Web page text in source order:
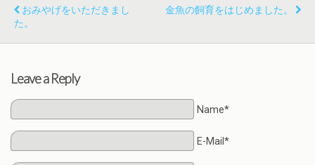
おみやげをいただきまし
た。
金魚の飼育をはじめました。
Leave a Reply
Name*
E-Mail*